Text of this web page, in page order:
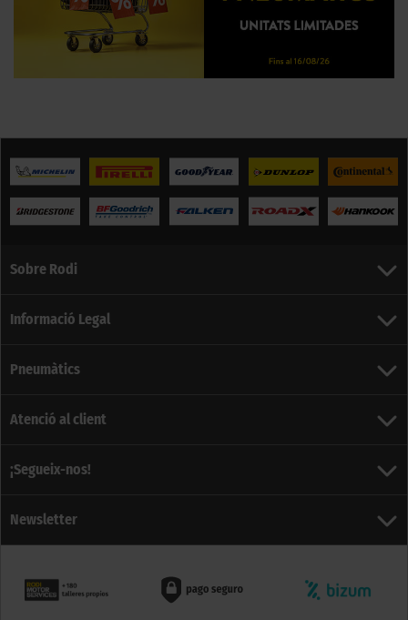
Sobre Rodi
Informació Legal
Pneumàtics
Atenció al client
¡Segueix-nos!
Newsletter